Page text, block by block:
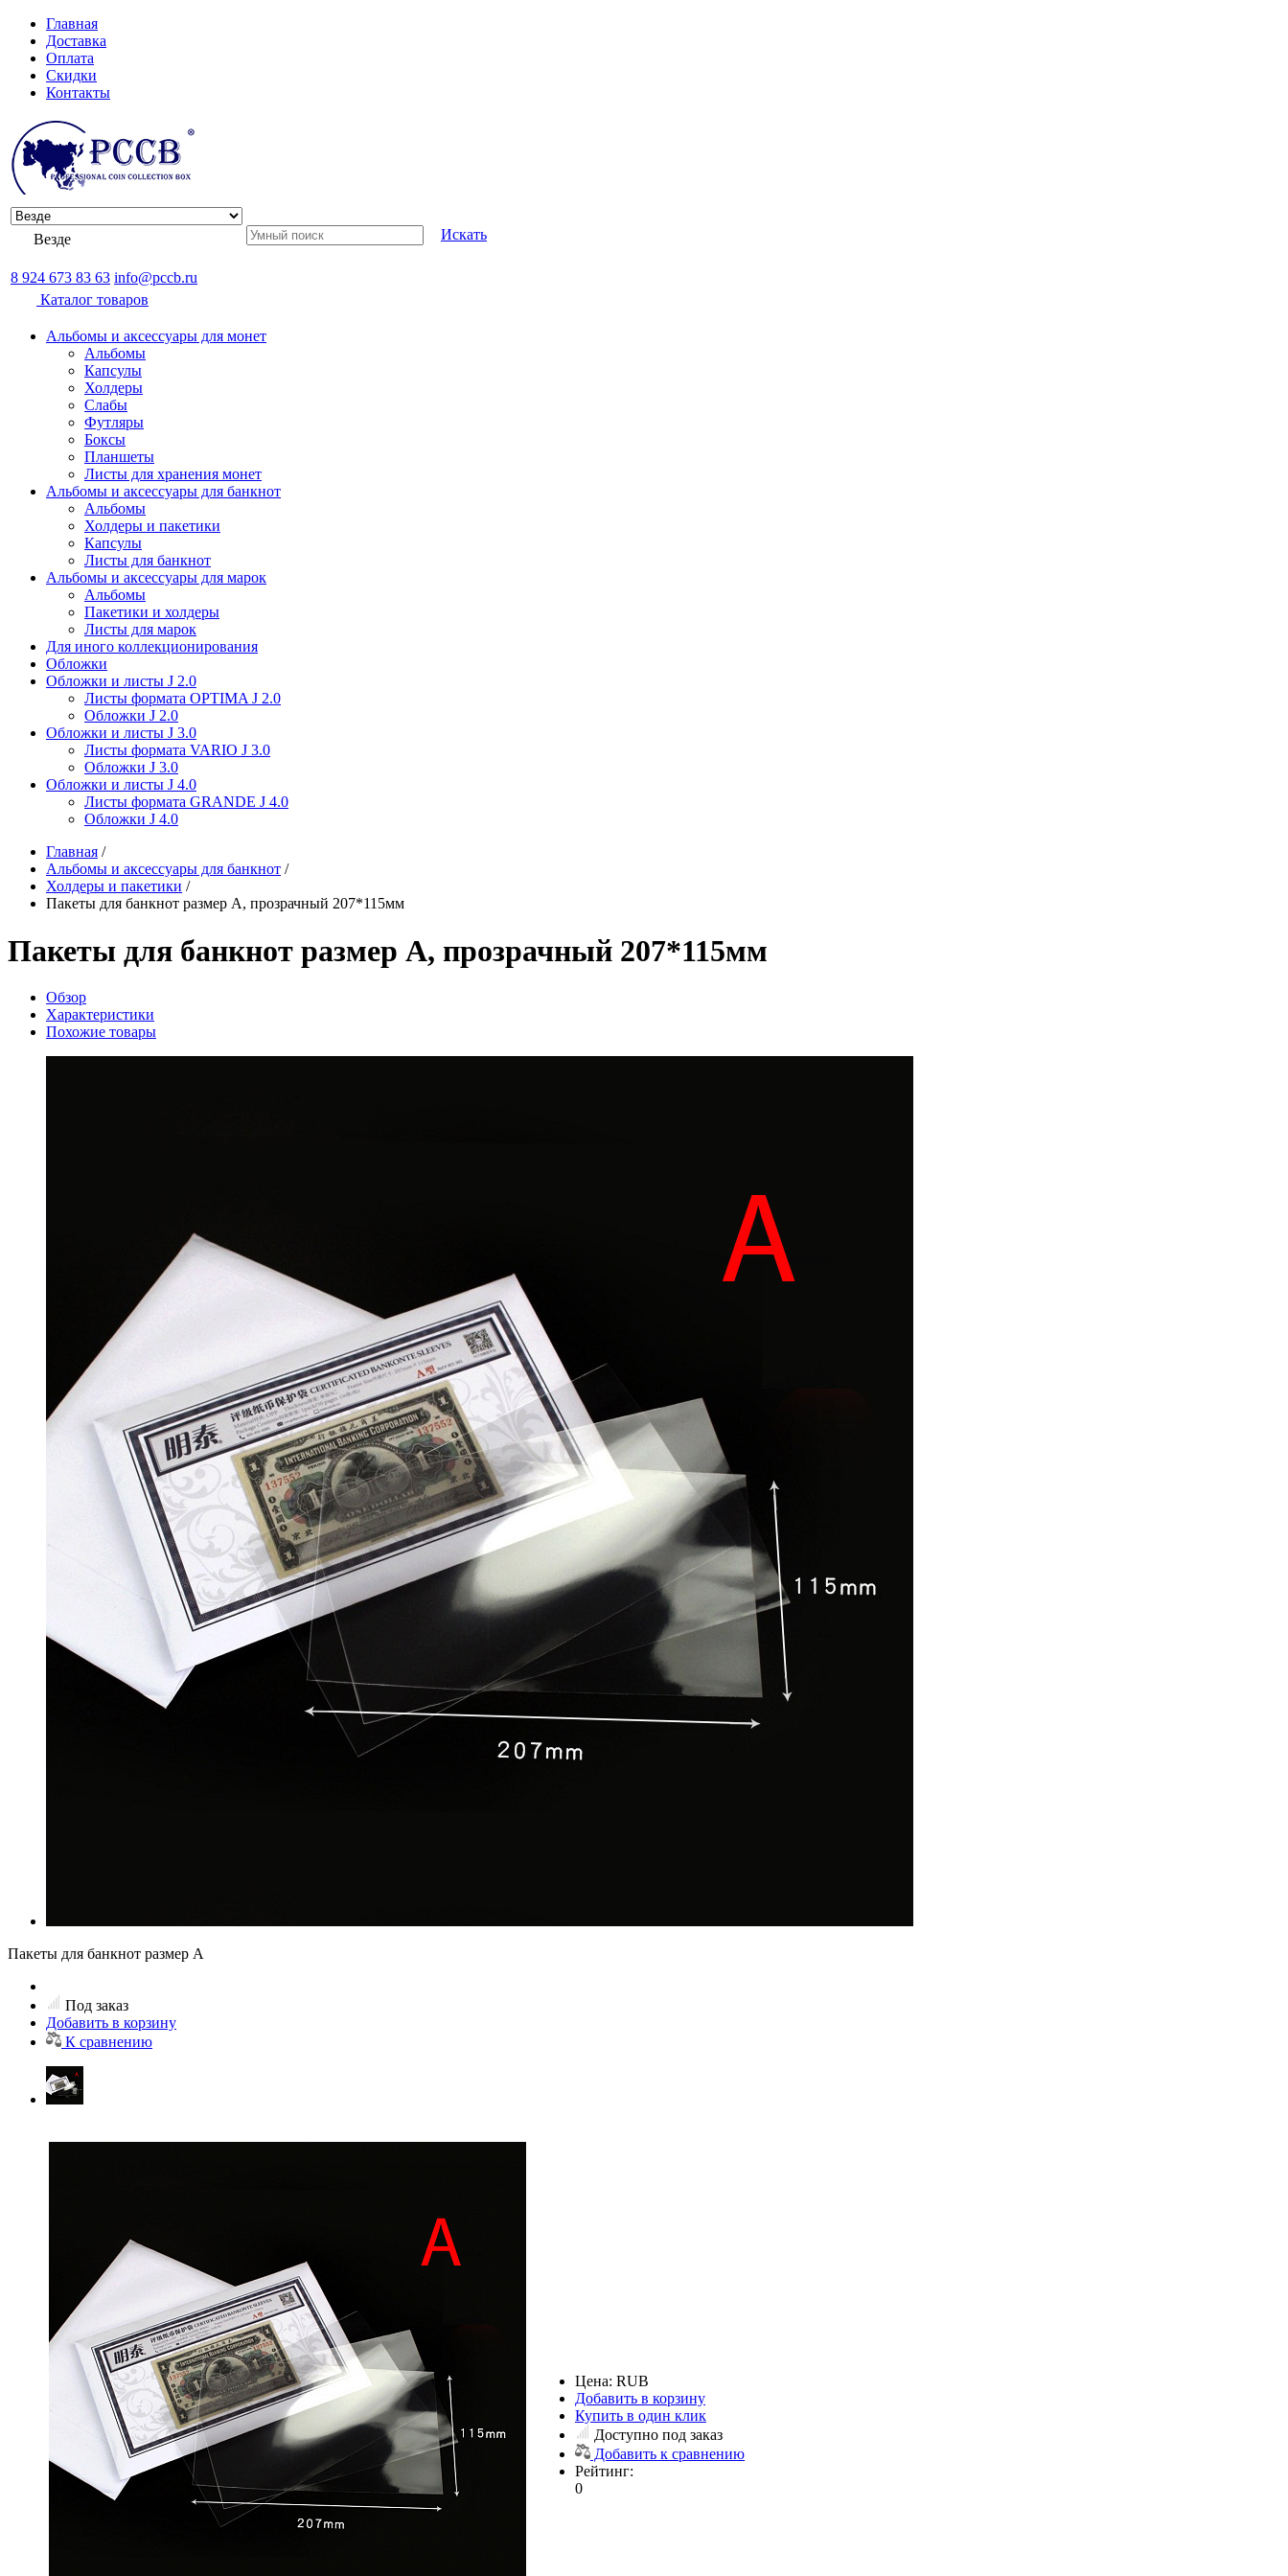
Главная
Доставка
Оплата
Скидки
Контакты
Везде Искать
8 924 673 83 63 info@pccb.ru
Каталог товаров
Альбомы и аксессуары для монет
Альбомы
Капсулы
Холдеры
Слабы
Футляры
Боксы
Планшеты
Листы для хранения монет
Альбомы и аксессуары для банкнот
Альбомы
Холдеры и пакетики
Капсулы
Листы для банкнот
Альбомы и аксессуары для марок
Альбомы
Пакетики и холдеры
Листы для марок
Для иного коллекционирования
Обложки
Обложки и листы J 2.0
Листы формата OPTIMA J 2.0
Обложки J 2.0
Обложки и листы J 3.0
Листы формата VARIO J 3.0
Обложки J 3.0
Обложки и листы J 4.0
Листы формата GRANDE J 4.0
Обложки J 4.0
Главная /
Альбомы и аксессуары для банкнот /
Холдеры и пакетики /
Пакеты для банкнот размер А, прозрачный 207*115мм
Пакеты для банкнот размер А, прозрачный 207*115мм
Обзор
Характеристики
Похожие товары
Пакеты для банкнот размер А
Под заказ
Добавить в корзину
К сравнению
Цена: RUB
Добавить в корзину
Купить в один клик
Доступно под заказ
Добавить к сравнению
Рейтинг:
0